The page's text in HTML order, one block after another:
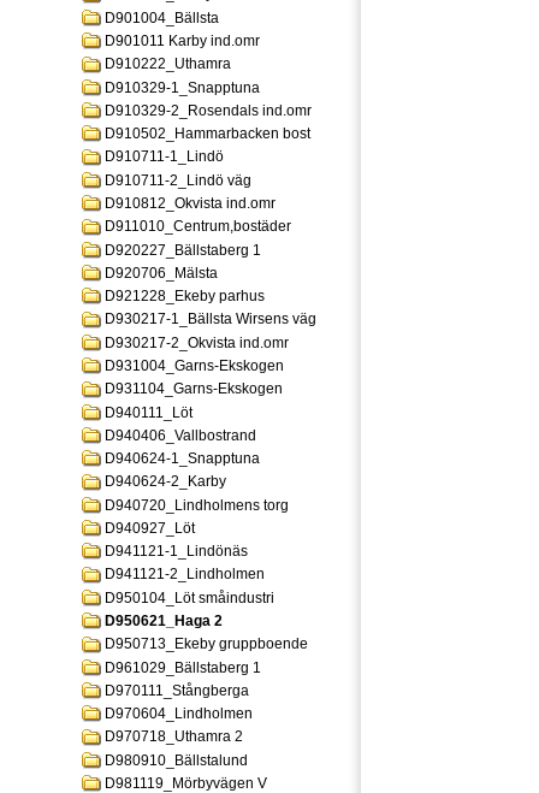
D901004_Bällsta
D901011 Karby ind.omr
D910222_Uthamra
D910329-1_Snapptuna
D910329-2_Rosendals ind.omr
D910502_Hammarbacken bost
D910711-1_Lindö
D910711-2_Lindö väg
D910812_Okvista ind.omr
D911010_Centrum,bostäder
D920227_Bällstaberg 1
D920706_Mälsta
D921228_Ekeby parhus
D930217-1_Bällsta Wirsens väg
D930217-2_Okvista ind.omr
D931004_Garns-Ekskogen
D931104_Garns-Ekskogen
D940111_Löt
D940406_Vallbostrand
D940624-1_Snapptuna
D940624-2_Karby
D940720_Lindholmens torg
D940927_Löt
D941121-1_Lindönäs
D941121-2_Lindholmen
D950104_Löt småindustri
D950621_Haga 2
D950713_Ekeby gruppboende
D961029_Bällstaberg 1
D970111_Stångberga
D970604_Lindholmen
D970718_Uthamra 2
D980910_Bällstalund
D981119_Mörbyvägen V